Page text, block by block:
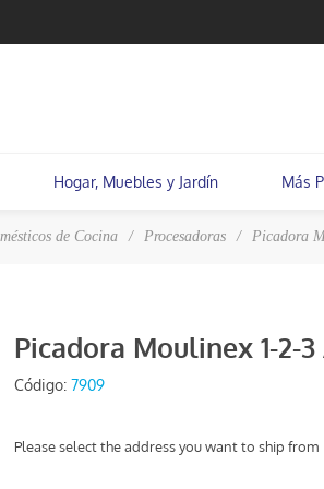
Hogar, Muebles y Jardín Más
de Cocina / Procesadoras / Picadora
Picadora Moulinex 1-2-3
Código: 7909
Please select the address you want to ship from